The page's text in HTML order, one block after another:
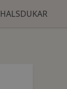
HALSDUKAR